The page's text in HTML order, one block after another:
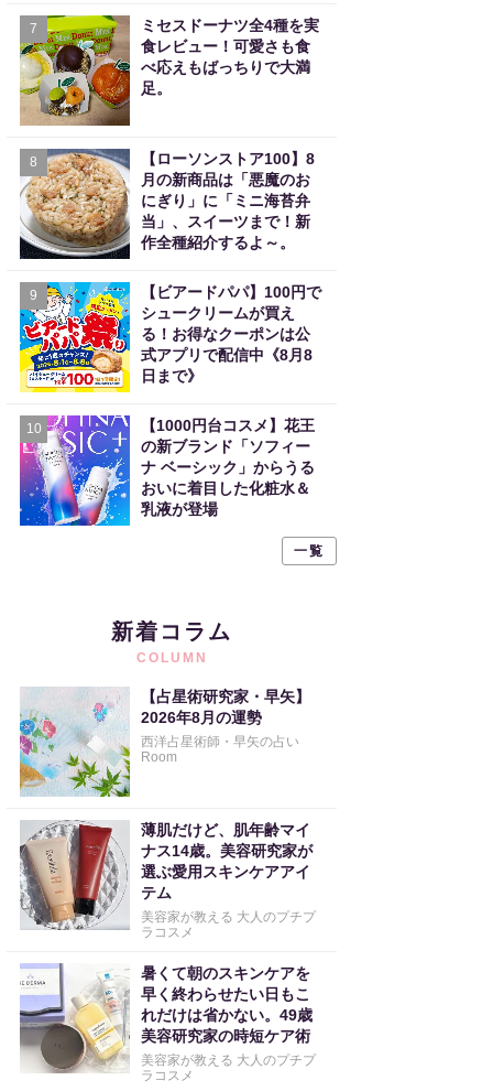
7
ミセスドーナツ全4種を実
食レビュー！可愛さも食
べ応えもばっちりで大満
足。
8
【ローソンストア100】8
月の新商品は「悪魔のお
にぎり」に「ミニ海苔弁
当」、スイーツまで！新
作全種紹介するよ～。
9
【ビアードパパ】100円で
シュークリームが買え
る！お得なクーポンは公
式アプリで配信中《8月8
日まで》
10
【1000円台コスメ】花王
の新ブランド「ソフィー
ナ ベーシック」からうる
おいに着目した化粧水＆
乳液が登場
一覧
新着コラム
COLUMN
【占星術研究家・早矢】
2026年8月の運勢
西洋占星術師・早矢の占い
Room
薄肌だけど、肌年齢マイ
ナス14歳。美容研究家が
選ぶ愛用スキンケアアイ
テム
美容家が教える 大人のプチプ
ラコスメ
暑くて朝のスキンケアを
早く終わらせたい日もこ
れだけは省かない。49歳
美容研究家の時短ケア術
美容家が教える 大人のプチプ
ラコスメ